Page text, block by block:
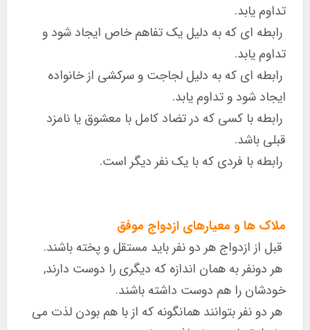
تداوم یابد.
رابطه ای که به دلیل یک تفاهم خاص ایجاد شود و
تداوم یابد.
رابطه ای که به دلیل لجاجت و سرکشی از خانواده
ایجاد شود و تداوم یابد.
رابطه با کسی که در تضاد کامل با معشوق یا نامزد
قبلی باشد.
رابطه با فردی که با یک نفر دیگر است.
ملاک ها و معیارهای ازدواج موفق
قبل از ازدواج هر دو نفر باید مستقل و پخته باشند.
هر دونفر به همان اندازه که دیگری را دوست دارند,
خودشان را هم دوست داشته باشند.
هر دو نفر بتوانند همانگونه که از با هم بودن لذت می